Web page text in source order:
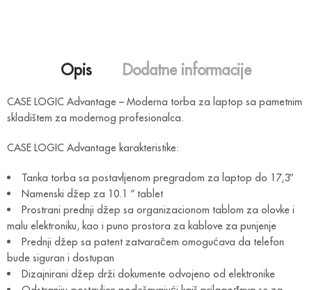
Opis Dodatne informacije
CASE LOGIC Advantage – Moderna torba za laptop sa pametnim
skladištem za modernog profesionalca.
CASE LOGIC Advantage karakteristike:
Tanka torba sa postavljenom pregradom za laptop do 17,3″
Namenski džep za 10.1 “ tablet
Prostrani prednji džep sa organizacionom tablom za olovke i
malu elektroniku, kao i puno prostora za kablove za punjenje
Prednji džep sa patent zatvaračem omogućava da telefon
bude siguran i dostupan
Dizajnirani džep drži dokumente odvojeno od elektronike